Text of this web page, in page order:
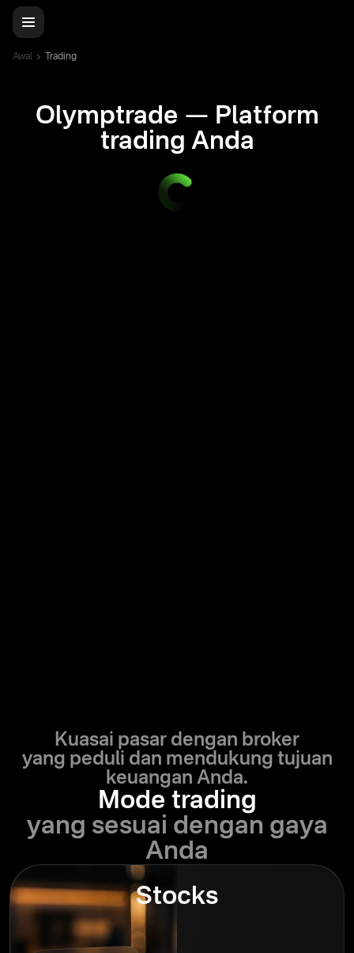
Awal Trading
Olymptrade — Platform
trading Anda
Kuasai pasar dengan broker
yang peduli dan mendukung tujuan
keuangan Anda.
Mode trading
yang sesuai dengan gaya
Anda
Stocks